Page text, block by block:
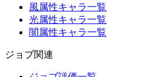
風属性キャラ一覧
光属性キャラ一覧
闇属性キャラ一覧
ジョブ関連